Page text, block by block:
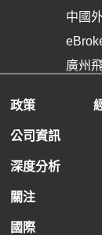
中國
廣州
政策
公司資訊
深度分析
關注
國際